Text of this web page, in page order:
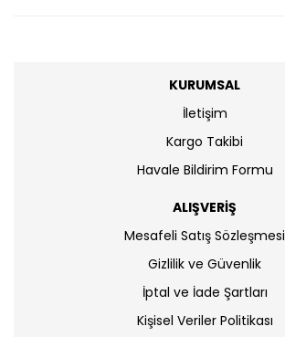
KURUMSAL
İletişim
Kargo Takibi
Havale Bildirim Formu
ALIŞVERİŞ
Mesafeli Satış Sözleşmesi
Gizlilik ve Güvenlik
İptal ve İade Şartları
Kişisel Veriler Politikası